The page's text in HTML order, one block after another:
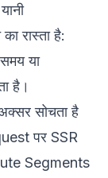
रास्ता है:
या
है।
सोचता है
पर SSR
Segments